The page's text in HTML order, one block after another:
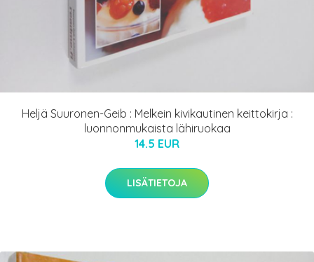
Heljä Suuronen-Geib : Melkein kivikautinen keittokirja :
luonnonmukaista lähiruokaa
14.5 EUR
LISÄTIETOJA